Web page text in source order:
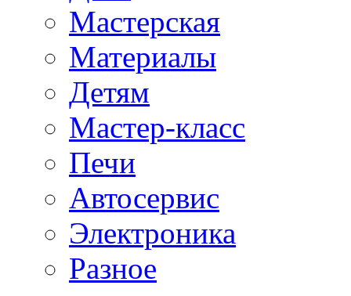
Мастерская
Материалы
Детям
Мастер-класс
Печи
Автосервис
Электроника
Разное